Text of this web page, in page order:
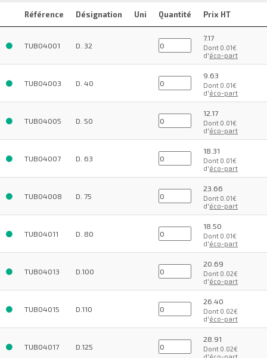
Référence Désignation Uni Quantité Prix HT
TUB04001 D. 32
7.17
Dont 0.01€
d'éco-part
TUB04003 D. 40
9.63
Dont 0.01€
d'éco-part
TUB04005 D. 50
12.17
Dont 0.01€
d'éco-part
TUB04007 D. 63
18.31
Dont 0.01€
d'éco-part
TUB04008 D. 75
23.66
Dont 0.01€
d'éco-part
TUB04011 D. 80
18.50
Dont 0.01€
d'éco-part
TUB04013 D.100
20.69
Dont 0.02€
d'éco-part
TUB04015 D.110
26.40
Dont 0.02€
d'éco-part
TUB04017 D.125
28.91
Dont 0.02€